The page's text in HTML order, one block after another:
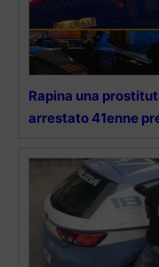
Rapina una
arrestato 41enne